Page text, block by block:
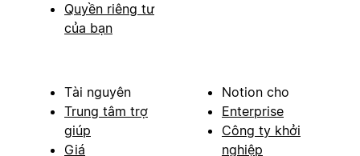
Quyền riêng tư
của bạn
Tài nguyên
Trung tâm trợ
giúp
Giá
Notion cho
Enterprise
Công ty khởi
nghiệp